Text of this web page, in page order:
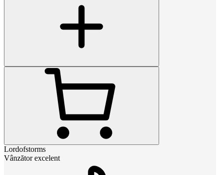
Lordofstorms
Vânzător excelent